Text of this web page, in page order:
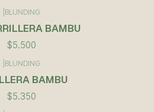
BLUNDING
BAMBU
$5.500
BLUNDING
BAMBU
$5.350